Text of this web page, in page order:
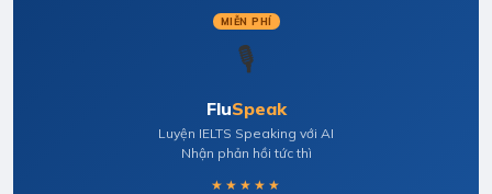
MIỄN PHÍ
🎙️
FluSpeak
Luyện IELTS Speaking với AI
Nhận phản hồi tức thì
★★★★★